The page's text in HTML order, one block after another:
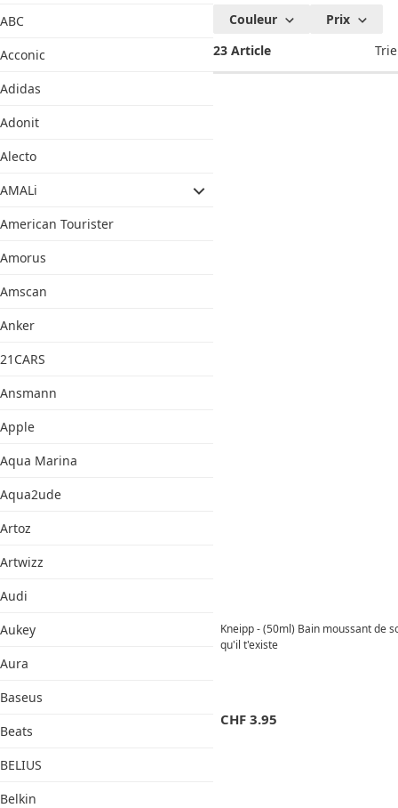
ABC
Acconic
Adidas
Adonit
Alecto
AMALi
American Tourister
Amorus
Amscan
Anker
21CARS
Ansmann
Apple
Aqua Marina
Aqua2ude
Artoz
Artwizz
Audi
Aukey
Aura
Baseus
Beats
BELIUS
Belkin
Produits
corporels
Couleur
Prix
23 Article
Kneipp - (50ml) Bain moussant de
qu'il t'existe
CHF 3.95